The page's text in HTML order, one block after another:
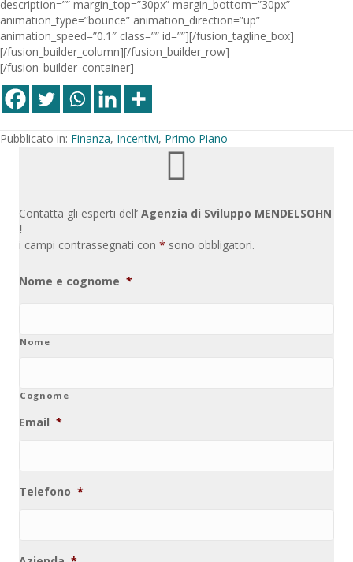
description=”” margin_top=”30px” margin_bottom=”30px”
animation_type=”bounce” animation_direction=”up”
animation_speed=”0.1″ class=”” id=””][/fusion_tagline_box]
[/fusion_builder_column][/fusion_builder_row]
[/fusion_builder_container]
Pubblicato in: Finanza, Incentivi, Primo Piano
Contatta gli esperti dell’ Agenzia di Sviluppo MENDELSOHN
!
i campi contrassegnati con * sono obbligatori.
Nome e cognome *
Nome
Cognome
Email *
Telefono *